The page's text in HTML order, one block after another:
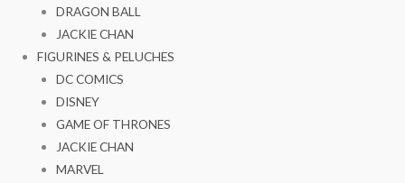
DRAGON BALL
JACKIE CHAN
FIGURINES & PELUCHES
DC COMICS
DISNEY
GAME OF THRONES
JACKIE CHAN
MARVEL